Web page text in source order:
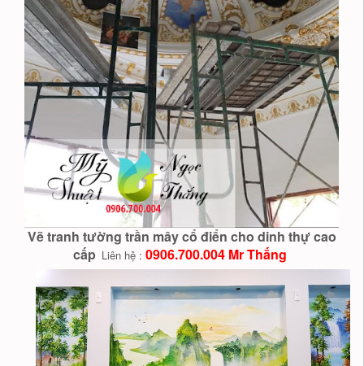
Vẽ tranh tường trần mây cổ điển cho dinh thự cao
cấp Liên hệ : 0906.700.004 Mr Thắng